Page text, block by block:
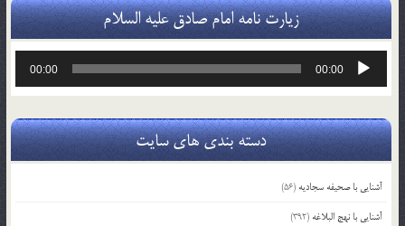
زیارت نامه امام صادق علیه السلام
پخش‌کننده
00:00
00:00
دسته بندی های سایت
آشنایی با صحیفه سجادیه (56)
آشنایی با نهج البلاغه (392)